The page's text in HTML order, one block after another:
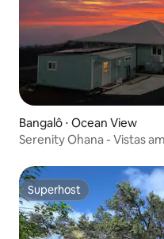
Bangalô ⋅ Ocean View
Serenity Ohana - Vistas
Superhost
Superhost